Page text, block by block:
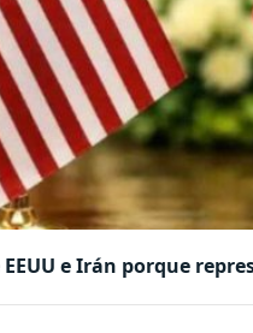
e Irán porque